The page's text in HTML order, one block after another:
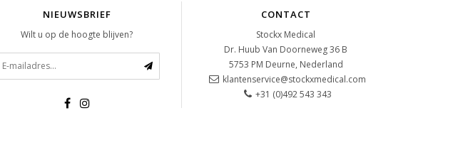
NIEUWSBRIEF
Wilt u op de hoogte blijven?
CONTACT
Stockx Medical
Dr. Huub Van Doorneweg 36 B
5753 PM Deurne, Nederland
klantenservice@stockxmedical.com
+31 (0)492 543 343